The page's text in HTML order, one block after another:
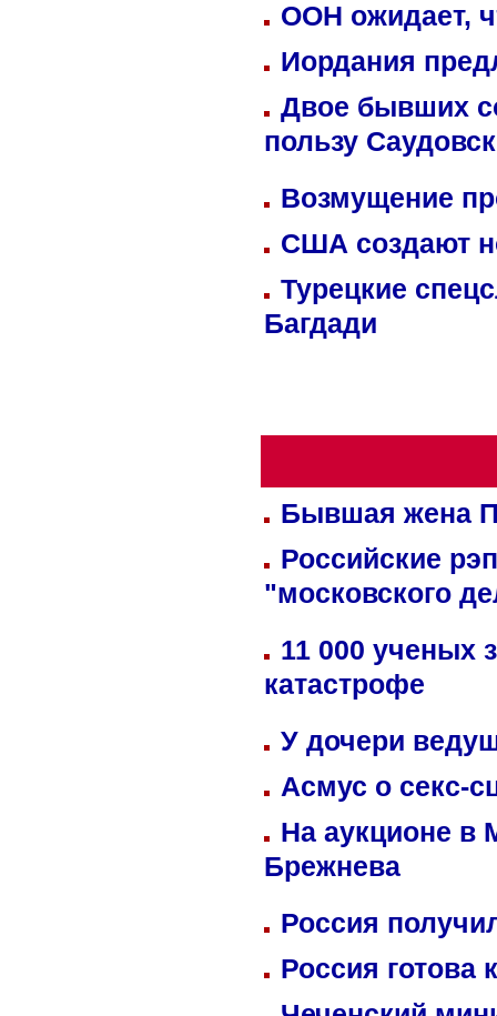
ООН ожидает,
Иордания
Двое бывших
пользу
Возмущение
США создают
Турецкие
Багдади
Бывшая жена
Российские
"московского
11 000 ученых
катастрофе
У дочери
Асмус о секс-
На аукционе в
Брежнева
Россия
Россия готова